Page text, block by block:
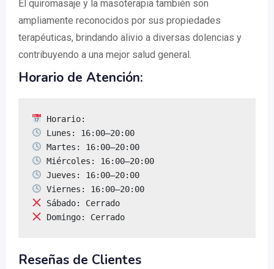
El quiromasaje y la masoterapia también son
ampliamente reconocidos por sus propiedades
terapéuticas, brindando alivio a diversas dolencias y
contribuyendo a una mejor salud general.
Horario de Atención:
Domingo: Cerrado
Reseñas de Clientes